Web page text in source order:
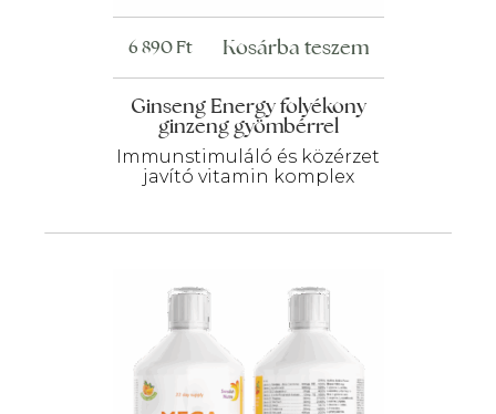
Ginseng Energy folyékony
ginzeng gyömbérrel
Immunstimuláló és közérzet
javító vitamin komplex
6 890Ft Kosárba teszem